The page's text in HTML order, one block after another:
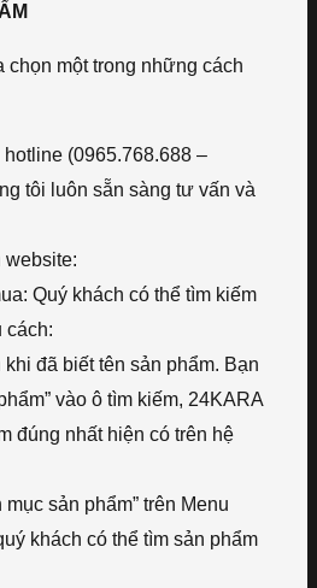
chọn một trong những cách
(0965.768.688 –
tôi luôn sẵn sàng tư vấn và
website:
Quý khách có thể tìm kiếm
cách:
đã biết tên sản phẩm. Bạn
vào ô tìm kiếm, 24KARA
đúng nhất hiện có trên hệ
sản phẩm” trên Menu
khách có thể tìm sản phẩm